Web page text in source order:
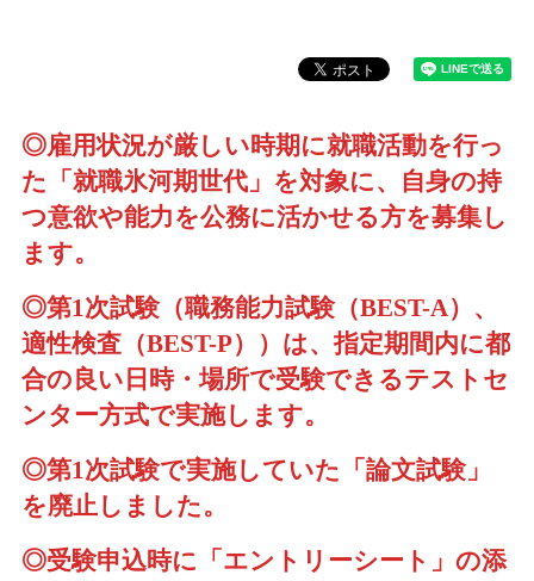
◎雇用状況が厳しい時期に就職活動を行っ
た「就職氷河期世代」を対象に、自身の持
つ意欲や能力を公務に活かせる方を募集し
ます。
◎第1次試験（職務能力試験（BEST-A）、
適性検査（BEST-P））は、指定期間内に都
合の良い日時・場所で受験できるテストセ
ンター方式で実施します。
◎第1次試験で実施していた「論文試験」
を廃止しました。
◎受験申込時に「エントリーシート」の添